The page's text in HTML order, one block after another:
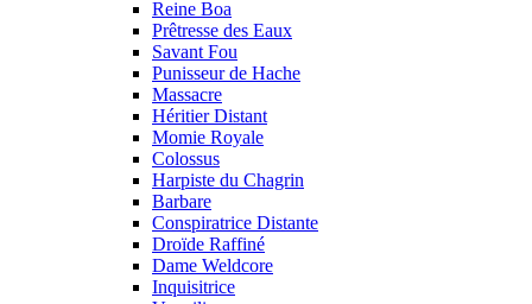
Reine Boa
Prêtresse des Eaux
Savant Fou
Punisseur de Hache
Massacre
Héritier Distant
Momie Royale
Colossus
Harpiste du Chagrin
Barbare
Conspiratrice Distante
Droïde Raffiné
Dame Weldcore
Inquisitrice